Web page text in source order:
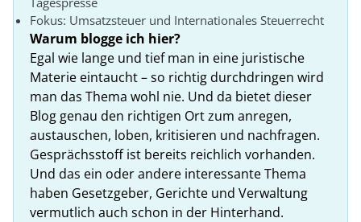
Fokus: Umsatzsteuer und Internationales Steuerrecht
Warum blogge ich hier?
Egal wie lange und tief man in eine juristische
Materie eintaucht – so richtig durchdringen wird
man das Thema wohl nie. Und da bietet dieser
Blog genau den richtigen Ort zum anregen,
austauschen, loben, kritisieren und nachfragen.
Gesprächsstoff ist bereits reichlich vorhanden.
Und das ein oder andere interessante Thema
haben Gesetzgeber, Gerichte und Verwaltung
vermutlich auch schon in der Hinterhand.